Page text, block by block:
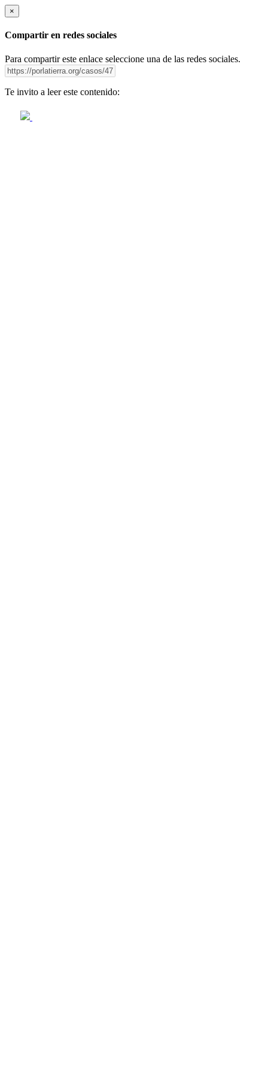
×
Compartir en redes sociales
Para compartir este enlace seleccione una de las redes sociales.
Te invito a leer este contenido: